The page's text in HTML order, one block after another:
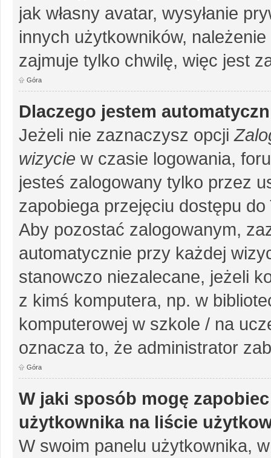
jak własny avatar, wysyłanie
innych użytkowników,
zajmuje tylko chwilę, więc jest
Góra
Dlaczego jestem
Jeżeli nie zaznaczysz opcji
wizycie w czasie logowania,
jesteś zalogowany tylko przez
zapobiega przejęciu dostępu
Aby pozostać zalogowanym,
automatycznie przy każdej
stanowczo niezalecane, jeżeli
z kimś komputera, np. w
komputerowej w szkole / na
oznacza to, że administrator
Góra
W jaki sposób mogę
użytkownika na liście
W swoim panelu użytkownika,